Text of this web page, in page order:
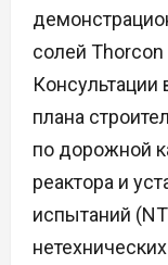
солей
Консультации
плана
по дорожной
реактора и
испытаний